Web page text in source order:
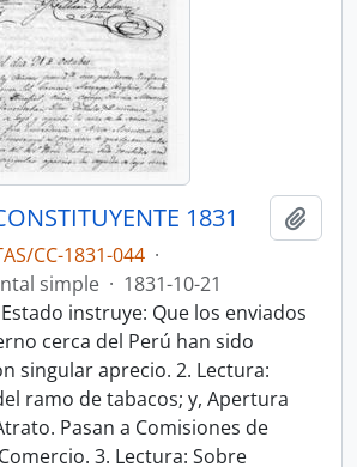
1831
CC-1831-044 ·
simple · 1831-10-21
instruye: Que los enviados
cerca del Perú han sido
singular aprecio. 2. Lectura:
ramo de tabacos; y, Apertura
Pasan a Comisiones de
3. Lectura: Sobre